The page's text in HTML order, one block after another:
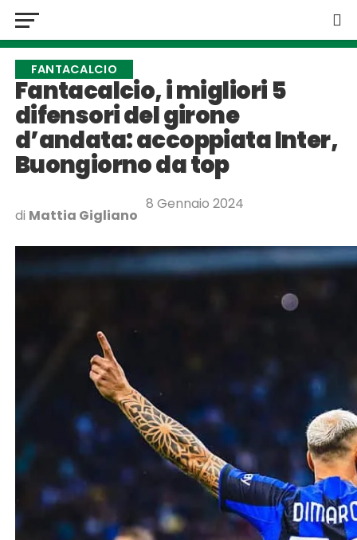
FANTACALCIO
Fantacalcio, i migliori 5
difensori del girone
d’andata: accoppiata Inter,
Buongiorno da top
di Mattia Gigliano
8 Gennaio 2024